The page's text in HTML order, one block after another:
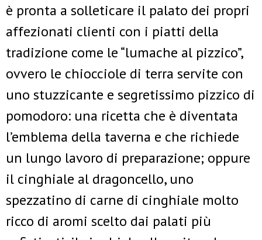
è pronta a solleticare il palato dei propri
affezionati clienti con i piatti della
tradizione come le “lumache al pizzico”,
ovvero le chiocciole di terra servite con
uno stuzzicante e segretissimo pizzico di
pomodoro: una ricetta che è diventata
l’emblema della taverna e che richiede
un lungo lavoro di preparazione; oppure
il cinghiale al dragoncello, uno
spezzatino di carne di cinghiale molto
ricco di aromi scelto dai palati più